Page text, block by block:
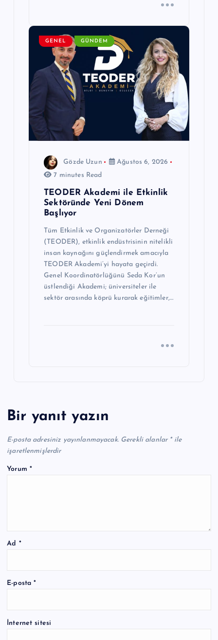
GENEL GÜNDEM
Gözde Uzun
Ağustos 6, 2026
7 minutes Read
TEODER Akademi ile Etkinlik
Sektöründe Yeni Dönem
Başlıyor
Tüm Etkinlik ve Organizatörler Derneği
(TEODER), etkinlik endüstrisinin nitelikli
insan kaynağını güçlendirmek amacıyla
TEODER Akademi’yi hayata geçirdi.
Genel Koordinatörlüğünü Seda Kor’un
üstlendiği Akademi; üniversiteler ile
sektör arasında köprü kurarak eğitimler,…
Bir yanıt yazın
E-posta adresiniz yayınlanmayacak. Gerekli alanlar *ile
işaretlenmişlerdir
Yorum *
Ad *
E-posta*
İnternet sitesi